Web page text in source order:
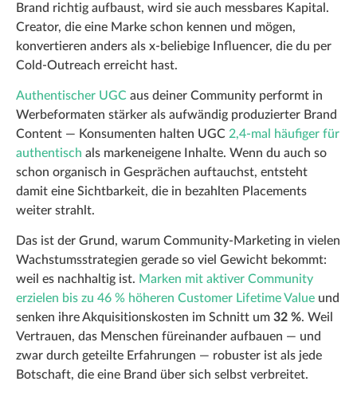
Brand richtig aufbaust, wird sie auch messbares Kapital.
Creator, die eine Marke schon kennen und mögen,
konvertieren anders als x-beliebige Influencer, die du per
Cold-Outreach erreicht hast.
Authentischer UGC aus deiner Community performt in
Werbeformaten stärker als aufwändig produzierter Brand
Content — Konsumenten halten UGC 2,4-mal häufiger für
authentisch als markeneigene Inhalte. Wenn du auch so
schon organisch in Gesprächen auftauchst, entsteht
damit eine Sichtbarkeit, die in bezahlten Placements
weiter strahlt.
Das ist der Grund, warum Community-Marketing in vielen
Wachstumsstrategien gerade so viel Gewicht bekommt:
weil es nachhaltig ist. Marken mit aktiver Community
erzielen bis zu 46 % höheren Customer Lifetime Value und
senken ihre Akquisitionskosten im Schnitt um 32 %. Weil
Vertrauen, das Menschen füreinander aufbauen — und
zwar durch geteilte Erfahrungen — robuster ist als jede
Botschaft, die eine Brand über sich selbst verbreitet.